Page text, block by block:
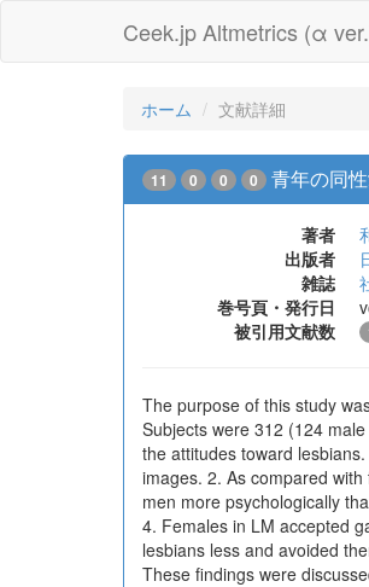
Ceek.jp Altmetrics (α
ホーム 文献詳細
11 0 0 0 青年の同
著者
出版者
雑誌
巻号頁・発行日
被引用文献数
The purpose of this study
Subjects were 312 (124
the attitudes toward
images. 2. As compared
men more psychologically
4. Females in LM accepted
lesbians less and avoided
These findings were